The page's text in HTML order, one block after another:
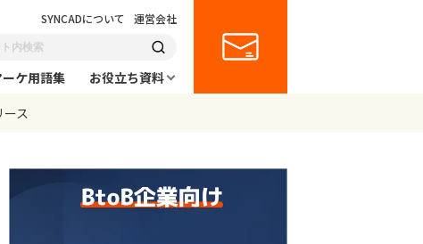
SYNCADについて 運営会社
ーケ用語集
お役立ち資料
ス